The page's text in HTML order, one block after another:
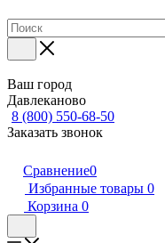
Ваш город
Давлеканово
8 (800) 550-68-50
Заказать звонок
Сравнение0
Избранные товары 0
Корзина 0